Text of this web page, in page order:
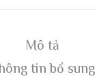
Mô tả
tin bổ sung